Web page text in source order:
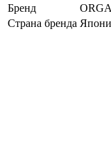
Бренд
Страна бренда